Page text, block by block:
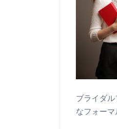
ブライダ
なフォーマ